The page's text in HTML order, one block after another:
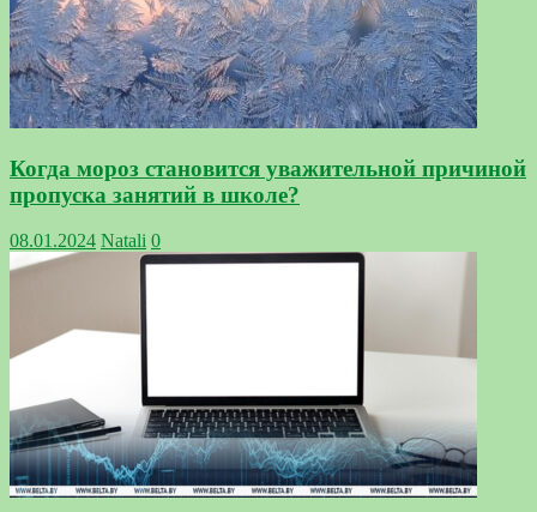
Когда мороз становится уважительной причиной
пропуска занятий в школе?
08.01.2024 Natali 0